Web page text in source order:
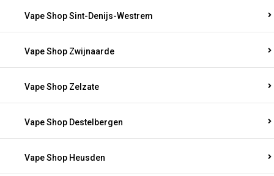
Vape Shop Sint-Denijs-Westrem
Vape Shop Zwijnaarde
Vape Shop Zelzate
Vape Shop Destelbergen
Vape Shop Heusden